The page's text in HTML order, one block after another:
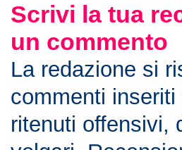
Scrivi la tua
un commento
La redazione si
commenti
ritenuti offensivi,